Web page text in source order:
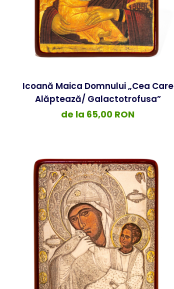
Icoană Maica Domnului „Cea Care
Alăptează/ Galactotrofusa”
de la 65,00 RON